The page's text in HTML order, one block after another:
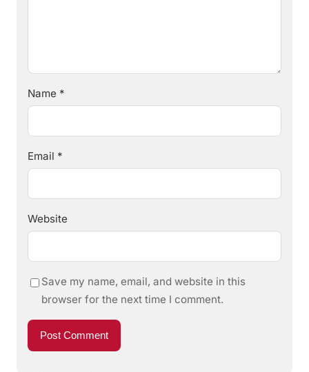
Name *
Email *
Website
Save my name, email, and website in this
browser for the next time I comment.